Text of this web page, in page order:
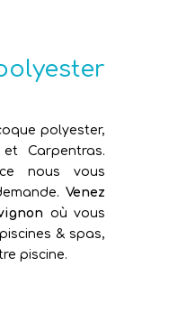
polyester,
Carpentras.
nous vous
Venez
où vous
& spas,
piscine.